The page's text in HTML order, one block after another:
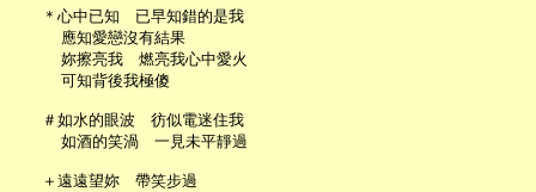
   ＊心中已知　已早知錯的是我
     應知愛戀沒有結果
     妳擦亮我　燃亮我心中愛火
     可知背後我極傻
   ＃如水的眼波　彷似電迷住我
     如酒的笑渦　一見未平靜過
   ＋遠遠望妳　帶笑步過